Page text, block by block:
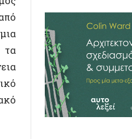
ΤΥΧΑΙΟ ΕΤΙΚΕΤΟΣΥΝΝΕΦΟ
Ενέργεια Ντέιβιντ Γκρέμπερ
Κλιματική αλλαγή Αφρική